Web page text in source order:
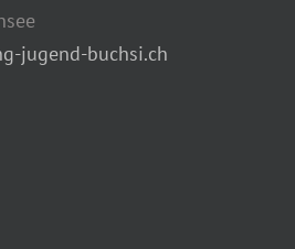
jugend-buchsi.ch